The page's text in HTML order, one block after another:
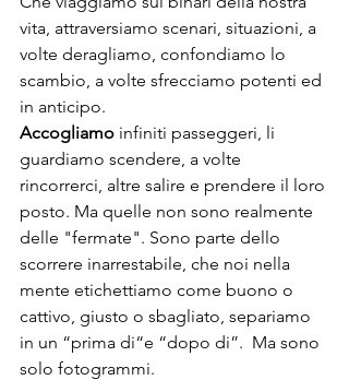
vita, attraversiamo scenari, situazioni, a
volte deragliamo, confondiamo lo
scambio, a volte sfrecciamo potenti ed
in anticipo.
Accogliamo infiniti passeggeri, li
guardiamo scendere, a volte
rincorrerci, altre salire e prendere il loro
posto. Ma quelle non sono realmente
delle "fermate". Sono parte dello
scorrere inarrestabile, che noi nella
mente etichettiamo come buono o
cattivo, giusto o sbagliato, separiamo
in un “prima di“e “dopo di”.  Ma sono
solo fotogrammi.